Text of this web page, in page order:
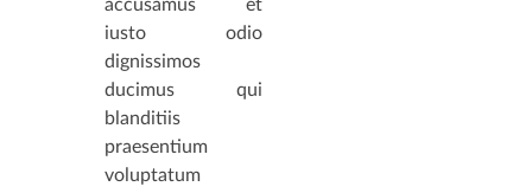
accusamus et
iusto odio
dignissimos
ducimus qui
blanditiis
praesentium
voluptatum